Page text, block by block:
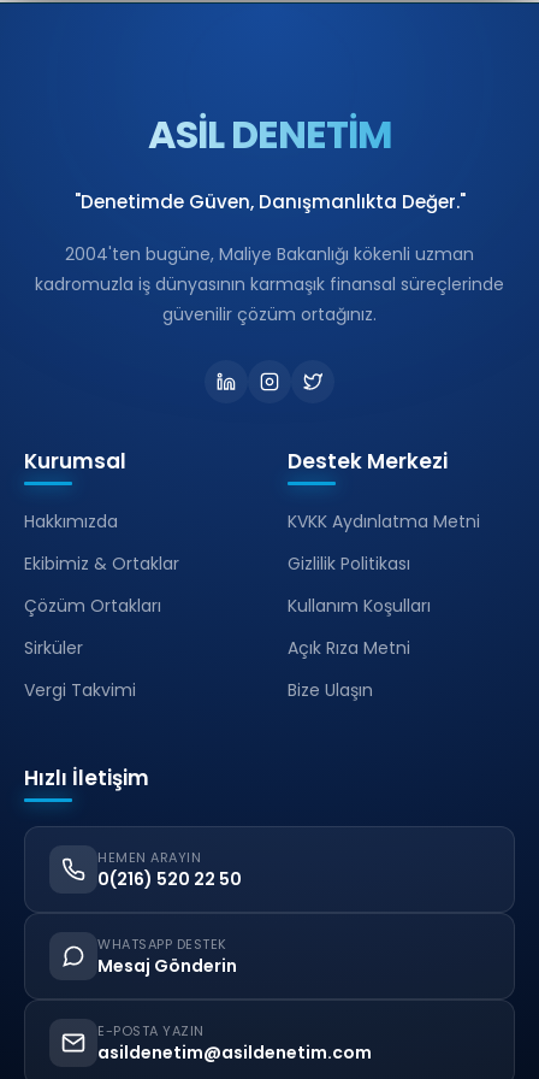
ASİL DENETİM
"Denetimde Güven, Danışmanlıkta Değer."
2004'ten bugüne, Maliye Bakanlığı kökenli uzman
kadromuzla iş dünyasının karmaşık finansal süreçlerinde
güvenilir çözüm ortağınız.
Kurumsal
Hakkımızda
Ekibimiz & Ortaklar
Çözüm Ortakları
Sirküler
Vergi Takvimi
Destek Merkezi
KVKK Aydınlatma Metni
Gizlilik Politikası
Kullanım Koşulları
Açık Rıza Metni
Bize Ulaşın
Hızlı İletişim
HEMEN ARAYIN
0(216) 520 22 50
WHATSAPP DESTEK
Mesaj Gönderin
E-POSTA YAZIN
asildenetim@asildenetim.com